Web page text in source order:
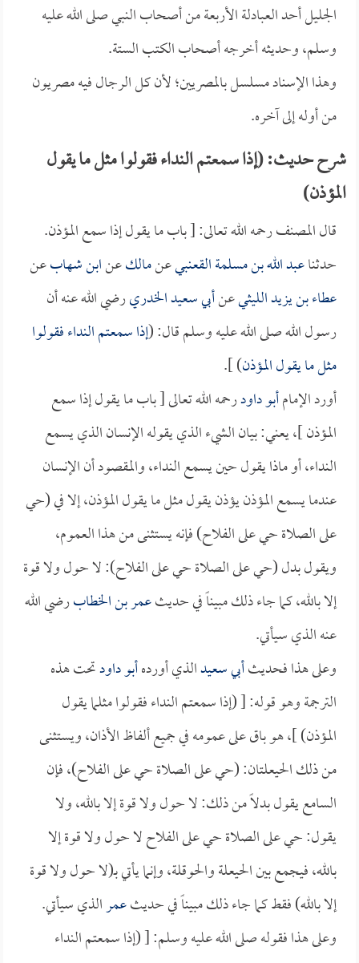
الجليل أحد العبادلة الأربعة من أصحاب النبي صلى الله عليه
وسلم، وحديثه أخرجه أصحاب الكتب الستة.
وهذا الإسناد مسلسل بالمصريين؛ لأن كل الرجال فيه مصريون
من أوله إلى آخره.
شرح حديث: (إذا سمعتم النداء فقولوا مثل ما يقول
المؤذن)
قال المصنف رحمه الله تعالى: [ باب ما يقول إذا سمع المؤذن.
حدثناعبد الله بن مسلمة القعنبيعنمالكعنابن شهابعن
عطاء بن يزيد الليثيعنأبي سعيد الخدريرضي الله عنه أن
رسول الله صلى الله عليه وسلم قال: (إذا سمعتم النداء فقولوا
مثل ما يقول المؤذن) ].
أورد الإمامأبو داودرحمه الله تعالى [ باب ما يقول إذا سمع
المؤذن ]، يعني: بيان الشيء الذي يقوله الإنسان الذي يسمع
النداء، أو ماذا يقول حين يسمع النداء، والمقصود أن الإنسان
عندما يسمع المؤذن يؤذن يقول مثل ما يقول المؤذن، إلا في (حي
على الصلاة حي على الفلاح) فإنه يستثنى من هذا العموم،
ويقول بدل (حي على الصلاة حي على الفلاح): لا حول ولا قوة
إلا بالله، كما جاء ذلك مبيناً في حديثعمر بن الخطابرضي الله
عنه الذي سيأتي.
وعلى هذا فحديثأبي سعيدالذي أوردهأبو داودتحت هذه
الترجمة وهو قوله: [ (إذا سمعتم النداء فقولوا مثلما يقول
المؤذن) ]، هو باق على عمومه في جميع ألفاظ الأذان، ويستثنى
من ذلك الحيعلتان: (حي على الصلاة حي على الفلاح)، فإن
السامع يقول بدلاً من ذلك: لا حول ولا قوة إلا بالله، ولا
يقول: حي على الصلاة حي على الفلاح لا حول ولا قوة إلا
بالله، فيجمع بين الحيعلة والحوقلة، وإنما يأتي بـ(لا حول ولا قوة
إلا بالله) فقط كما جاء ذلك مبيناً في حديثعمرالذي سيأتي.
وعلى هذا فقوله صلى الله عليه وسلم: [ (إذا سمعتم النداء